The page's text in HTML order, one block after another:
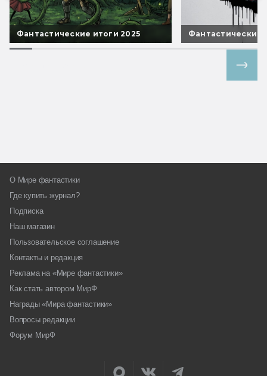
Фантастические итоги 2025 Фантастические
О Мире фантастики
Где купить журнал?
Подписка
Наш магазин
Пользовательское соглашение
Контакты и редакция
Реклама на «Мире фантастики»
Как стать автором МирФ
Награды «Мира фантастики»
Вопросы редакции
Форум МирФ